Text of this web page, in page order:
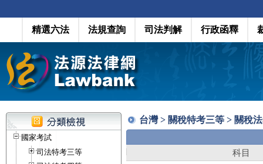
精選六法 法規查詢 司法判解 行政函釋
國家考試
司法特考三等
台灣 > 關稅特考三等 > 關稅
科目